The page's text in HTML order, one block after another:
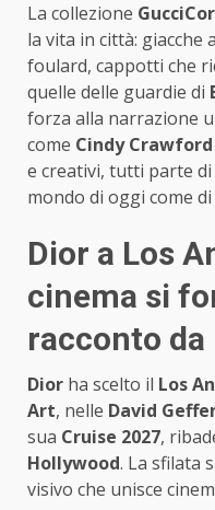
La collezione
la vita in città: giacche
foulard, cappotti che
quelle delle guardie di
forza alla narrazione
come Cindy Crawford
e creativi, tutti parte
mondo di oggi come
Dior a Los
cinema si
racconto da
Dior ha scelto il Los
Art, nelle David
sua Cruise 2027,
Hollywood. La sfilata
visivo che unisce